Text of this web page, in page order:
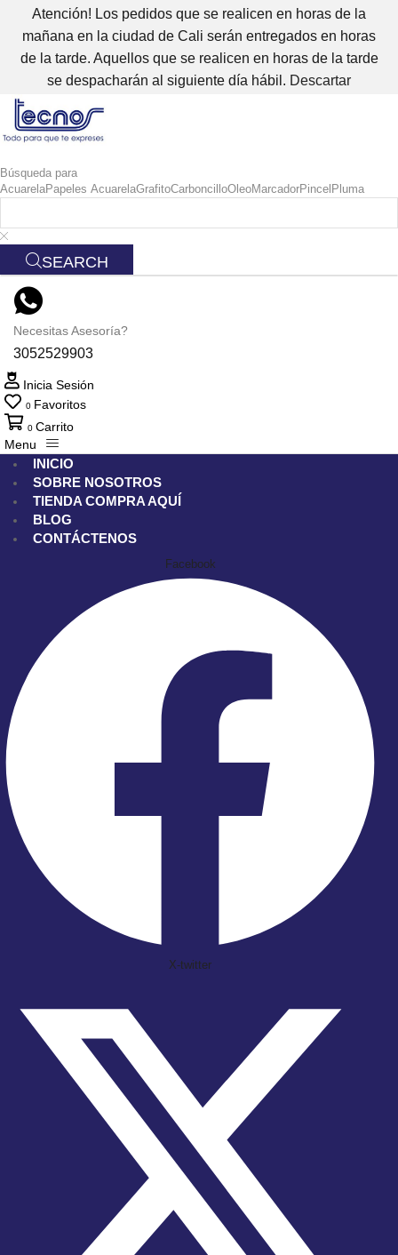
Atención! Los pedidos que se realicen en horas de la
mañana en la ciudad de Cali serán entregados en horas
de la tarde. Aquellos que se realicen en horas de la tarde
se despacharán al siguiente día hábil. Descartar
Búsqueda para
AcuarelaPapeles AcuarelaGrafitoCarboncilloOleoMarcadorPincel Pluma
SEARCH
Necesitas Asesoría?
3052529903
Inicia Sesión
0 Favoritos
0 Carrito
Menu
INICIO
SOBRE NOSOTROS
TIENDA COMPRA AQUÍ
BLOG
CONTÁCTENOS
Facebook
X-twitter